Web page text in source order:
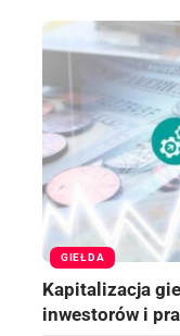
GIEŁDA
Kapitalizacja
inwestorów i